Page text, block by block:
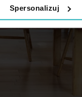
Spersonalizuj